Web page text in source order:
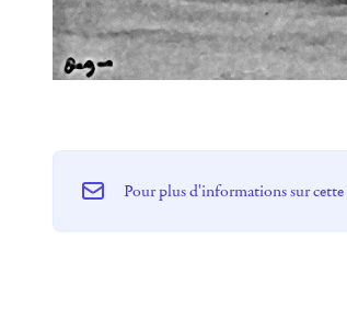
Pour plus d'informations sur